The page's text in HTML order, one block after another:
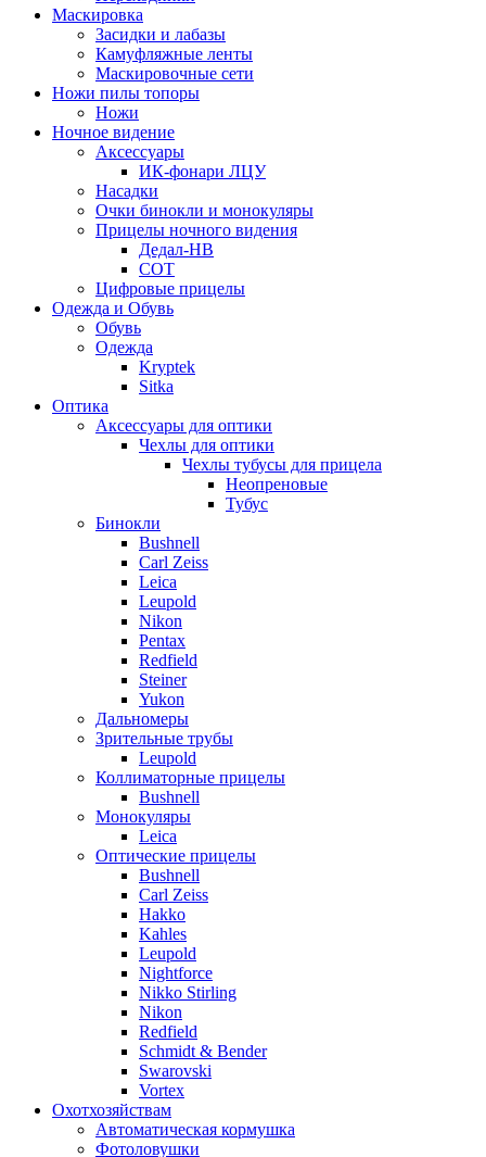
Маскировка
Засидки и лабазы
Камуфляжные ленты
Маскировочные сети
Ножи пилы топоры
Ножи
Ночное видение
Аксессуары
ИК-фонари ЛЦУ
Насадки
Очки бинокли и монокуляры
Прицелы ночного видения
Дедал-НВ
СОТ
Цифровые прицелы
Одежда и Обувь
Обувь
Одежда
Kryptek
Sitka
Оптика
Аксессуары для оптики
Чехлы для оптики
Чехлы тубусы для прицела
Неопреновые
Тубус
Бинокли
Bushnell
Carl Zeiss
Leica
Leupold
Nikon
Pentax
Redfield
Steiner
Yukon
Дальномеры
Зрительные трубы
Leupold
Коллиматорные прицелы
Bushnell
Монокуляры
Leica
Оптические прицелы
Bushnell
Carl Zeiss
Hakko
Kahles
Leupold
Nightforce
Nikko Stirling
Nikon
Redfield
Schmidt & Bender
Swarovski
Vortex
Охотхозяйствам
Автоматическая кормушка
Фотоловушки